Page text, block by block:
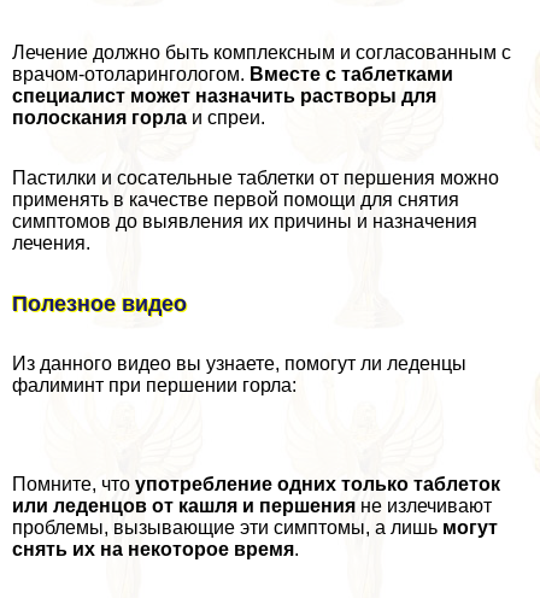
Лечение должно быть комплексным и согласованным с
врачом-отоларингологом. Вместе с таблетками
специалист может назначить растворы для
полоскания горла и спреи.
Пастилки и сосательные таблетки от першения можно
применять в качестве первой помощи для снятия
симптомов до выявления их причины и назначения
лечения.
Полезное видео
Из данного видео вы узнаете, помогут ли леденцы
фалиминт при першении горла:
Помните, что употрeбление одних только таблеток
или леденцов от кашля и першения не излечивают
проблемы, вызывающие эти симптомы, а лишь могут
снять их на некоторое время.